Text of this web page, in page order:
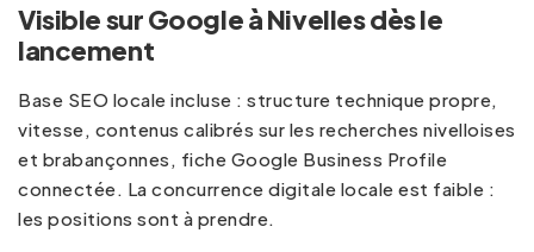
Visible sur Google à Nivelles dès le
lancement
Base SEO locale incluse : structure technique propre,
vitesse, contenus calibrés sur les recherches nivelloises
et brabançonnes, fiche Google Business Profile
connectée. La concurrence digitale locale est faible :
les positions sont à prendre.